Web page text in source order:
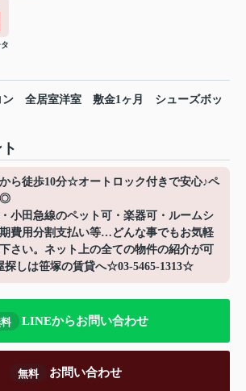
ン 全居室洋室 敷金1ヶ月
シューズボッ
ら徒歩10分☆オートロック付きで安心♪ペ
◎
小田急線のペット可・楽器可・ルームシ
費用分割支払い等…どんな事でもお気軽
さい。ネット上の全ての物件の紹介が可
探しは笹塚の賃貸へ☆03-5465-1313☆
LINEからお問い合わせ
無料 お問い合わせ